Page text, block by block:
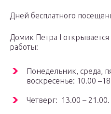
Дней бесплатного
Домик Петра I
работы:
Понедельник, среда,
воскресенье: 10.00
Четверг: 13.00 – 21.00.